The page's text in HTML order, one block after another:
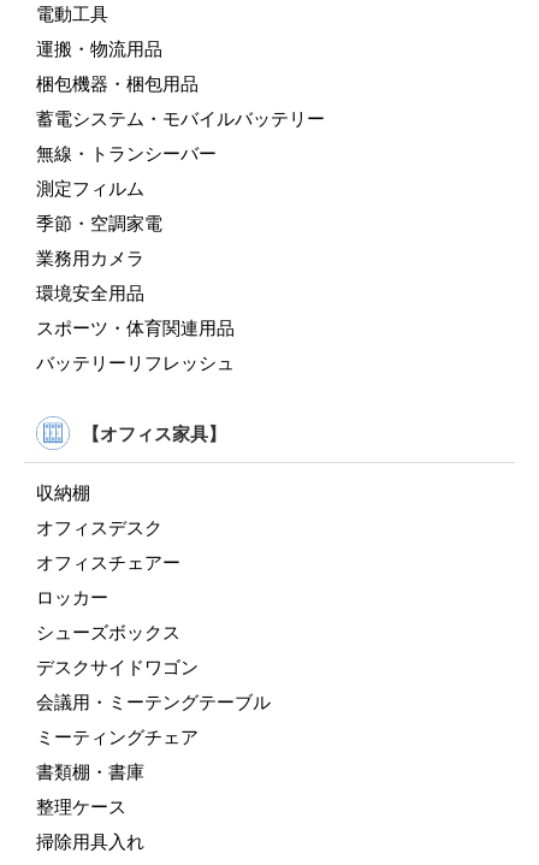
電動工具
運搬・物流用品
梱包機器・梱包用品
蓄電システム・モバイルバッテリー
無線・トランシーバー
測定フィルム
季節・空調家電
業務用カメラ
環境安全用品
スポーツ・体育関連用品
バッテリーリフレッシュ
【オフィス家具】
収納棚
オフィスデスク
オフィスチェアー
ロッカー
シューズボックス
デスクサイドワゴン
会議用・ミーテングテーブル
ミーティングチェア
書類棚・書庫
整理ケース
掃除用具入れ